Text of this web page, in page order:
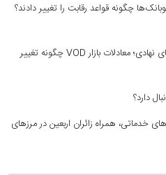
چگونه قواعد رقابت را تغییر دادند؟
از نبرد بر سر محتوا تا ورود سرمایه‌های نهادی؛ معادلات بازار VOD چگونه تغییر
خدماتی، همراه زائران اربعین در مرز‌های